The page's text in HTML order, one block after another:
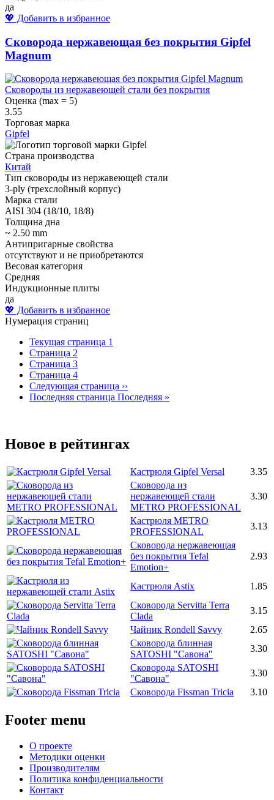
да
💖 Добавить в избранное
Сковорода нержавеющая без покрытия Gipfel
Magnum
Сковороды из нержавеющей стали без покрытия
Оценка (max = 5)
3.55
Торговая марка
Gipfel
Страна производства
Китай
Тип сковороды из нержавеющей стали
3-ply (трехслойный корпус)
Марка стали
AISI 304 (18/10, 18/8)
Толщина дна
~ 2.50 mm
Антипригарные свойства
отсутствуют и не приобретаются
Весовая категория
Средняя
Индукционные плиты
да
💖 Добавить в избранное
Нумерация страниц
Текущая страница 1
Страница 2
Страница 3
Страница 4
Следующая страница ››
Последняя страница Последняя »
Новое в рейтингах
Кастрюля Gipfel Versal
3.35
Сковорода из
нержавеющей стали
METRO PROFESSIONAL
3.30
Кастрюля METRO
PROFESSIONAL
3.13
Сковорода нержавеющая
без покрытия Tefal
Emotion+
2.93
Кастрюля Astix
1.85
Сковорода Servitta Terra
Clada
3.15
Чайник Rondell Savvy
2.65
Сковорода блинная
SATOSHI "Савона"
3.30
Сковорода SATOSHI
"Савона"
3.30
Сковорода Fissman Tricia
3.10
Footer menu
О проекте
Методики оценки
Производителям
Политика конфиденциальности
Контакт